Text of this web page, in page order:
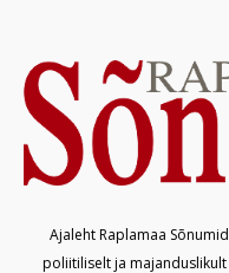
Ajaleht Raplamaa
poliitiliselt ja